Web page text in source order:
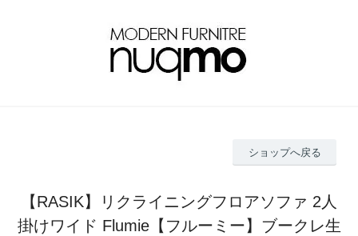
ショップへ戻る
【RASIK】リクライニングフロアソファ 2人
掛けワイド Flumie【フルーミー】ブークレ生